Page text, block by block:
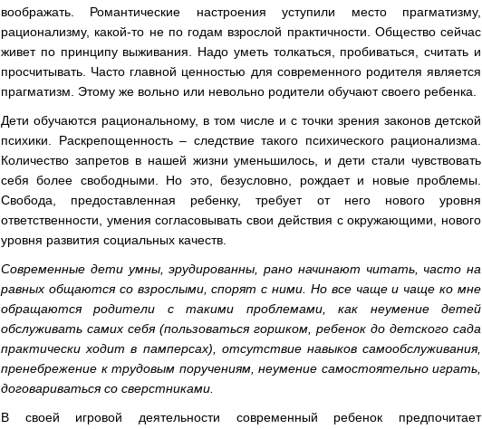
воображать. Романтические настроения уступили место прагматизму,
рационализму, какой-то не по годам взрослой практичности. Общество сейчас
живет по принципу выживания. Надо уметь толкаться, пробиваться, считать и
просчитывать. Часто главной ценностью для современного родителя является
прагматизм. Этому же вольно или невольно родители обучают своего ребенка.
Дети обучаются рациональному, в том числе и с точки зрения законов детской
психики. Раскрепощенность – следствие такого психического рационализма.
Количество запретов в нашей жизни уменьшилось, и дети стали чувствовать
себя более свободными. Но это, безусловно, рождает и новые проблемы.
Свобода, предоставленная ребенку, требует от него нового уровня
ответственности, умения согласовывать свои действия с окружающими, нового
уровня развития социальных качеств.
Современные дети умны, эрудированны, рано начинают читать, часто на
равных общаются со взрослыми, спорят с ними. Но все чаще и чаще ко мне
обращаются родители с такими проблемами, как неумение детей
обслуживать самих себя (пользоваться горшком, ребенок до детского сада
практически ходит в памперсах), отсутствие навыков самообслуживания,
пренебрежение к трудовым поручениям, неумение самостоятельно играть,
договариваться со сверстниками.
В своей игровой деятельности современный ребенок предпочитает